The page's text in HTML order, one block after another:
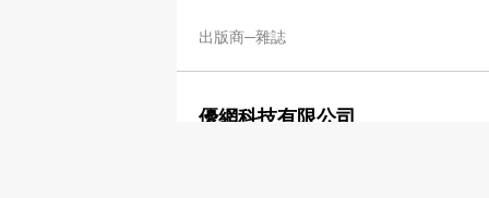
出版商─雜誌
優網科技有限公司